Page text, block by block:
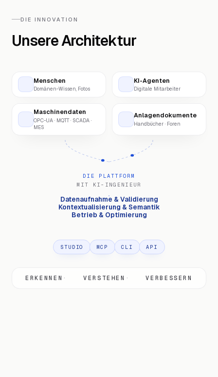
DIE INNOVATION
Unsere Architektur
Menschen
Domänen-Wissen, Fotos
KI-Agenten
Digitale Mitarbeiter
Maschinendaten
OPC-UA · MQTT · SCADA ·
MES
Anlagendokumente
Handbücher · Foren
DIE PLATTFORM
MIT KI-INGENIEUR
Datenaufnahme & Validierung
Kontextualisierung & Semantik
Betrieb & Optimierung
STUDIO MCP CLI API
ERKENNEN VERSTEHEN VERBESSERN